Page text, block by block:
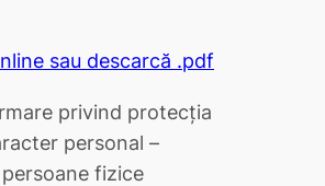
sau descarcă .pdf
privind protecția
personal –
fizice